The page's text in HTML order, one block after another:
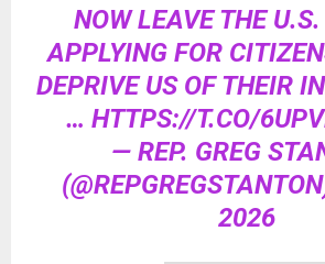
NOW LEAVE THE
APPLYING FOR
DEPRIVE US OF THEIR
… HTTPS://T.CO/
— REP. GREG
2026